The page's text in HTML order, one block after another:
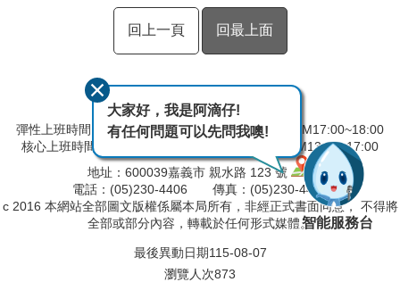
回上一頁 回最上面
彈性上班時間：AM08:00~09:00 彈性下班時間：PM17:00~18:00
核心上班時間：星期一 ~ 星期五 AM9:00~12:30 PM13:30~17:00
地址：600039嘉義市 親水路 123 號
電話：(05)230-4406 傳真：(05)230-4421
c 2016 本網站全部圖文版權係屬本局所有，非經正式書面同意， 不得將
全部或部分內容，轉載於任何形式媒體。
最後異動日期115-08-07
瀏覽人次873
大家好，我是阿滴仔!
有任何問題可以先問我噢!
智能服務台